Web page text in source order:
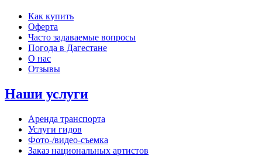
Как купить
Оферта
Часто задаваемые вопросы
Погода в Дагестане
О нас
Отзывы
Наши услуги
Аренда транспорта
Услуги гидов
Фото-/видео‑съемка
Заказ национальных артистов